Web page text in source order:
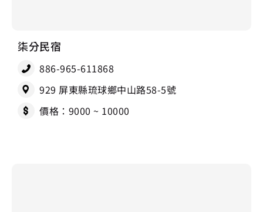
柒分民宿
886-965-611868
929 屏東縣琉球鄉中山路58-5號
價格：9000 ~ 10000